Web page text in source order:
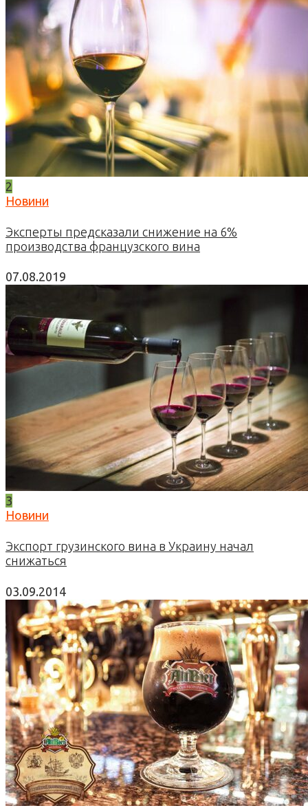
2
Новини
Эксперты предсказали снижение на 6%
производства французского вина
07.08.2019
3
Новини
Экспорт грузинского вина в Украину начал
снижаться
03.09.2014